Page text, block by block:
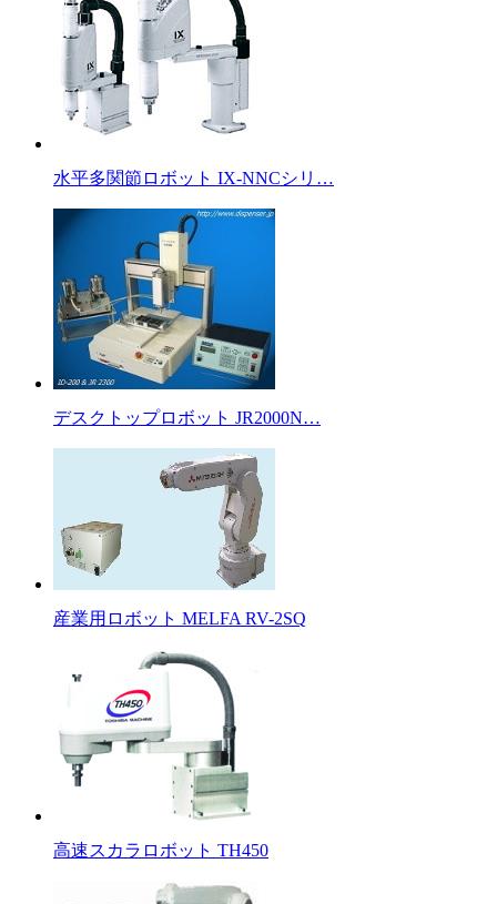
水平多関節ロボット IX-NNCシリ…
デスクトップロボット JR2000N…
産業用ロボット MELFA RV-2SQ
高速スカラロボット TH450